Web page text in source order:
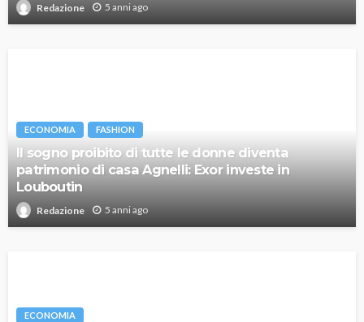
Redazione 5 anni ago
ECONOMIA FASHION
Il sogno proibito di tutte le donne diventa
patrimonio di casa Agnelli: Exor investe in
Louboutin
Redazione 5 anni ago
ECONOMIA